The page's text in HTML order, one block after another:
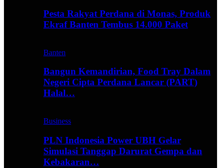
Pesta Rakyat Perdana di Monas, Produk
Ekraf Banten Tembus 14.000 Paket
Banten
Bangun Kemandirian, Food Tray Dalam
Negeri Cipta Perdana Lancar (PART)
Halal…
Business
PLN Indonesia Power UBH Gelar
Simulasi Tanggap Darurat Gempa dan
Kebakaran…